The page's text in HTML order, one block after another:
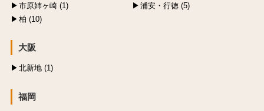
市原姉ヶ崎 (1)
浦安・行徳 (5)
柏 (10)
大阪
北新地 (1)
福岡